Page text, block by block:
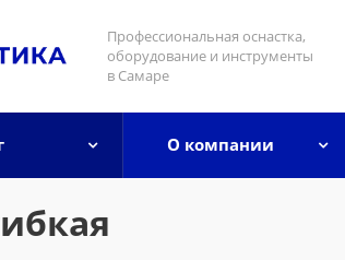
Профессиональная оснастка,
оборудование и инструменты
в Самаре
О компании